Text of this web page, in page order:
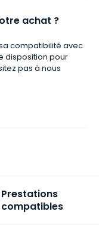
achat ?
compatibilité avec
disposition pour
pas à nous
Prestations
compatibles